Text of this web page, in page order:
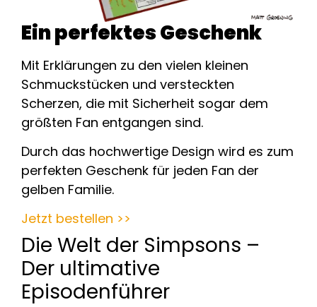
Ein perfektes Geschenk
Mit Erklärungen zu den vielen kleinen
Schmuckstücken und versteckten
Scherzen, die mit Sicherheit sogar dem
größten Fan entgangen sind.
Durch das hochwertige Design wird es zum
perfekten Geschenk für jeden Fan der
gelben Familie.
Jetzt bestellen >>
Die Welt der Simpsons –
Der ultimative
Episodenführer